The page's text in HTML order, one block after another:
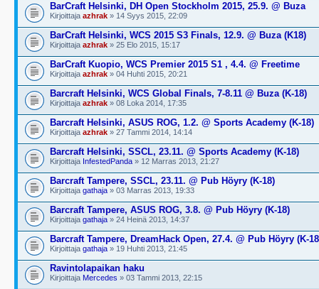
BarCraft Helsinki, DH Open Stockholm 2015, 25.9. @ Buza
Kirjoittaja azhrak » 14 Syys 2015, 22:09
BarCraft Helsinki, WCS 2015 S3 Finals, 12.9. @ Buza (K18)
Kirjoittaja azhrak » 25 Elo 2015, 15:17
BarCraft Kuopio, WCS Premier 2015 S1 , 4.4. @ Freetime
Kirjoittaja azhrak » 04 Huhti 2015, 20:21
Barcraft Helsinki, WCS Global Finals, 7-8.11 @ Buza (K-18)
Kirjoittaja azhrak » 08 Loka 2014, 17:35
Barcraft Helsinki, ASUS ROG, 1.2. @ Sports Academy (K-18)
Kirjoittaja azhrak » 27 Tammi 2014, 14:14
Barcraft Helsinki, SSCL, 23.11. @ Sports Academy (K-18)
Kirjoittaja InfestedPanda » 12 Marras 2013, 21:27
Barcraft Tampere, SSCL, 23.11. @ Pub Höyry (K-18)
Kirjoittaja gathaja » 03 Marras 2013, 19:33
Barcraft Tampere, ASUS ROG, 3.8. @ Pub Höyry (K-18)
Kirjoittaja gathaja » 24 Heinä 2013, 14:37
Barcraft Tampere, DreamHack Open, 27.4. @ Pub Höyry (K-
Kirjoittaja gathaja » 19 Huhti 2013, 21:45
Ravintolapaikan haku
Kirjoittaja Mercedes » 03 Tammi 2013, 22:15